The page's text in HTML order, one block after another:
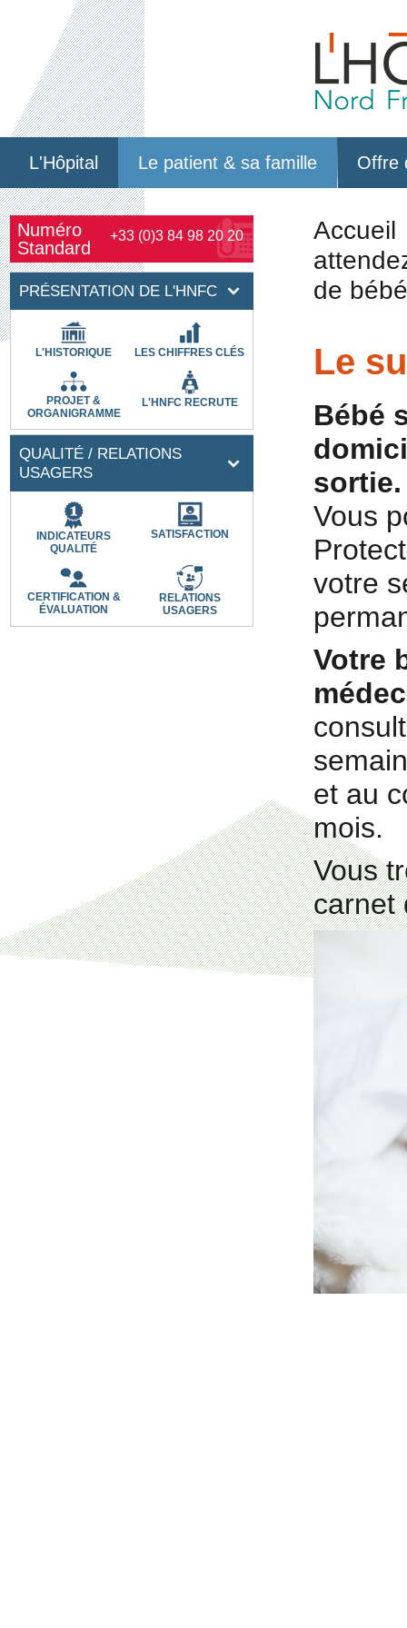
L'Hôpital Le patient & sa famille Offre
Numéro
Standard
+33 (0)3 84 98 20 20
PRÉSENTATION DE L'HNFC
L'HISTORIQUE LES CHIFFRES CLÉS
PROJET &
ORGANIGRAMME
L'HNFC RECRUTE
QUALITÉ / RELATIONS
USAGERS
INDICATEURS
QUALITÉ
SATISFACTION
CERTIFICATION &
ÉVALUATION
RELATIONS
USAGERS
Accueil
de bébé
Le
Bébé
sortie.
Vous
votre
Votre
et au
mois.
Vous
carnet